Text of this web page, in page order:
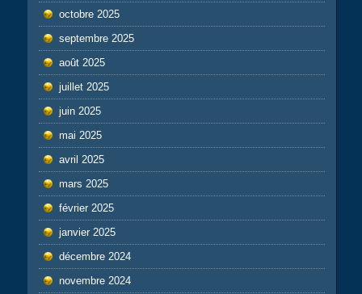
octobre 2025
septembre 2025
août 2025
juillet 2025
juin 2025
mai 2025
avril 2025
mars 2025
février 2025
janvier 2025
décembre 2024
novembre 2024